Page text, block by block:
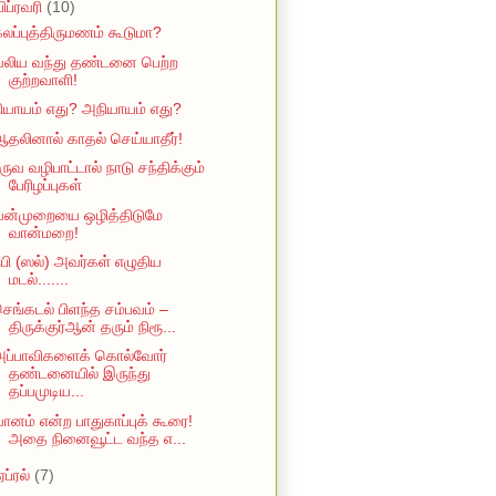
(10)
கூடுமா?
வந்து தண்டனை பெற்ற
குற்றவாளி!
எது? அநியாயம் எது?
காதல் செய்யாதீர்!
வழிபாட்டால் நாடு சந்திக்கும்
பேரிழப்புகள்
ஒழித்திடுமே
வான்மறை!
(ஸல்) அவர்கள் எழுதிய
மடல்.......
பிளந்த சம்பவம் –
திருக்குர்ஆன் தரும் நிரூ...
கொல்வோர்
தண்டனையில் இருந்து
தப்பமுடிய...
என்ற பாதுகாப்புக் கூரை!
அதை நினைவூட்ட வந்த எ...
(7)